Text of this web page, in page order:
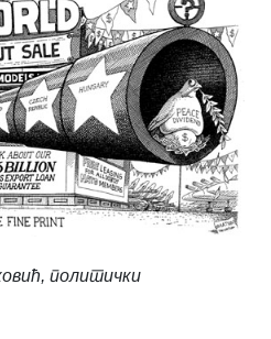
политички